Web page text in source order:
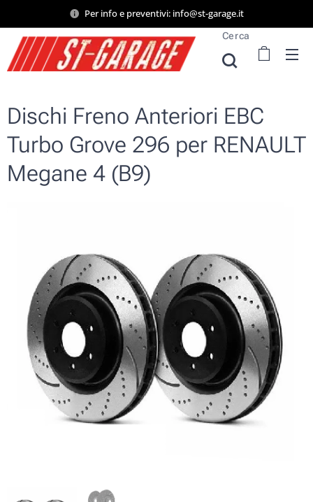
Per info e preventivi: info@st-garage.it
Cerca
Dischi Freno Anteriori EBC
Turbo Grove 296 per RENAULT
Megane 4 (B9)